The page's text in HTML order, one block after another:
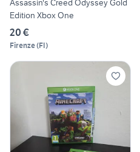
Assassin's Creed Odyssey Gold
Edition Xbox One
20 €
Firenze(FI)